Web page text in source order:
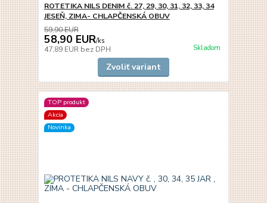
ROTETIKA NILS DENIM č. 27, 29, 30, 31, 32, 33, 34
JESEŇ, ZIMA- CHLAPČENSKÁ OBUV
59,90 EUR
58,90 EUR/ks
47,89 EUR bez DPH Skladom
Zvoliť variant
TOP produkt
Akcia
Novinka